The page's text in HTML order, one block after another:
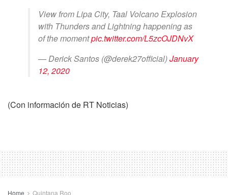
View from Lipa City, Taal Volcano Explosion
with Thunders and Lightning happening as
of the momentpic.twitter.com/L5zcOJDNvX
— Derick Santos (@derek27official)January
12, 2020
(Con información de RT Noticias)
Home Quintana Roo